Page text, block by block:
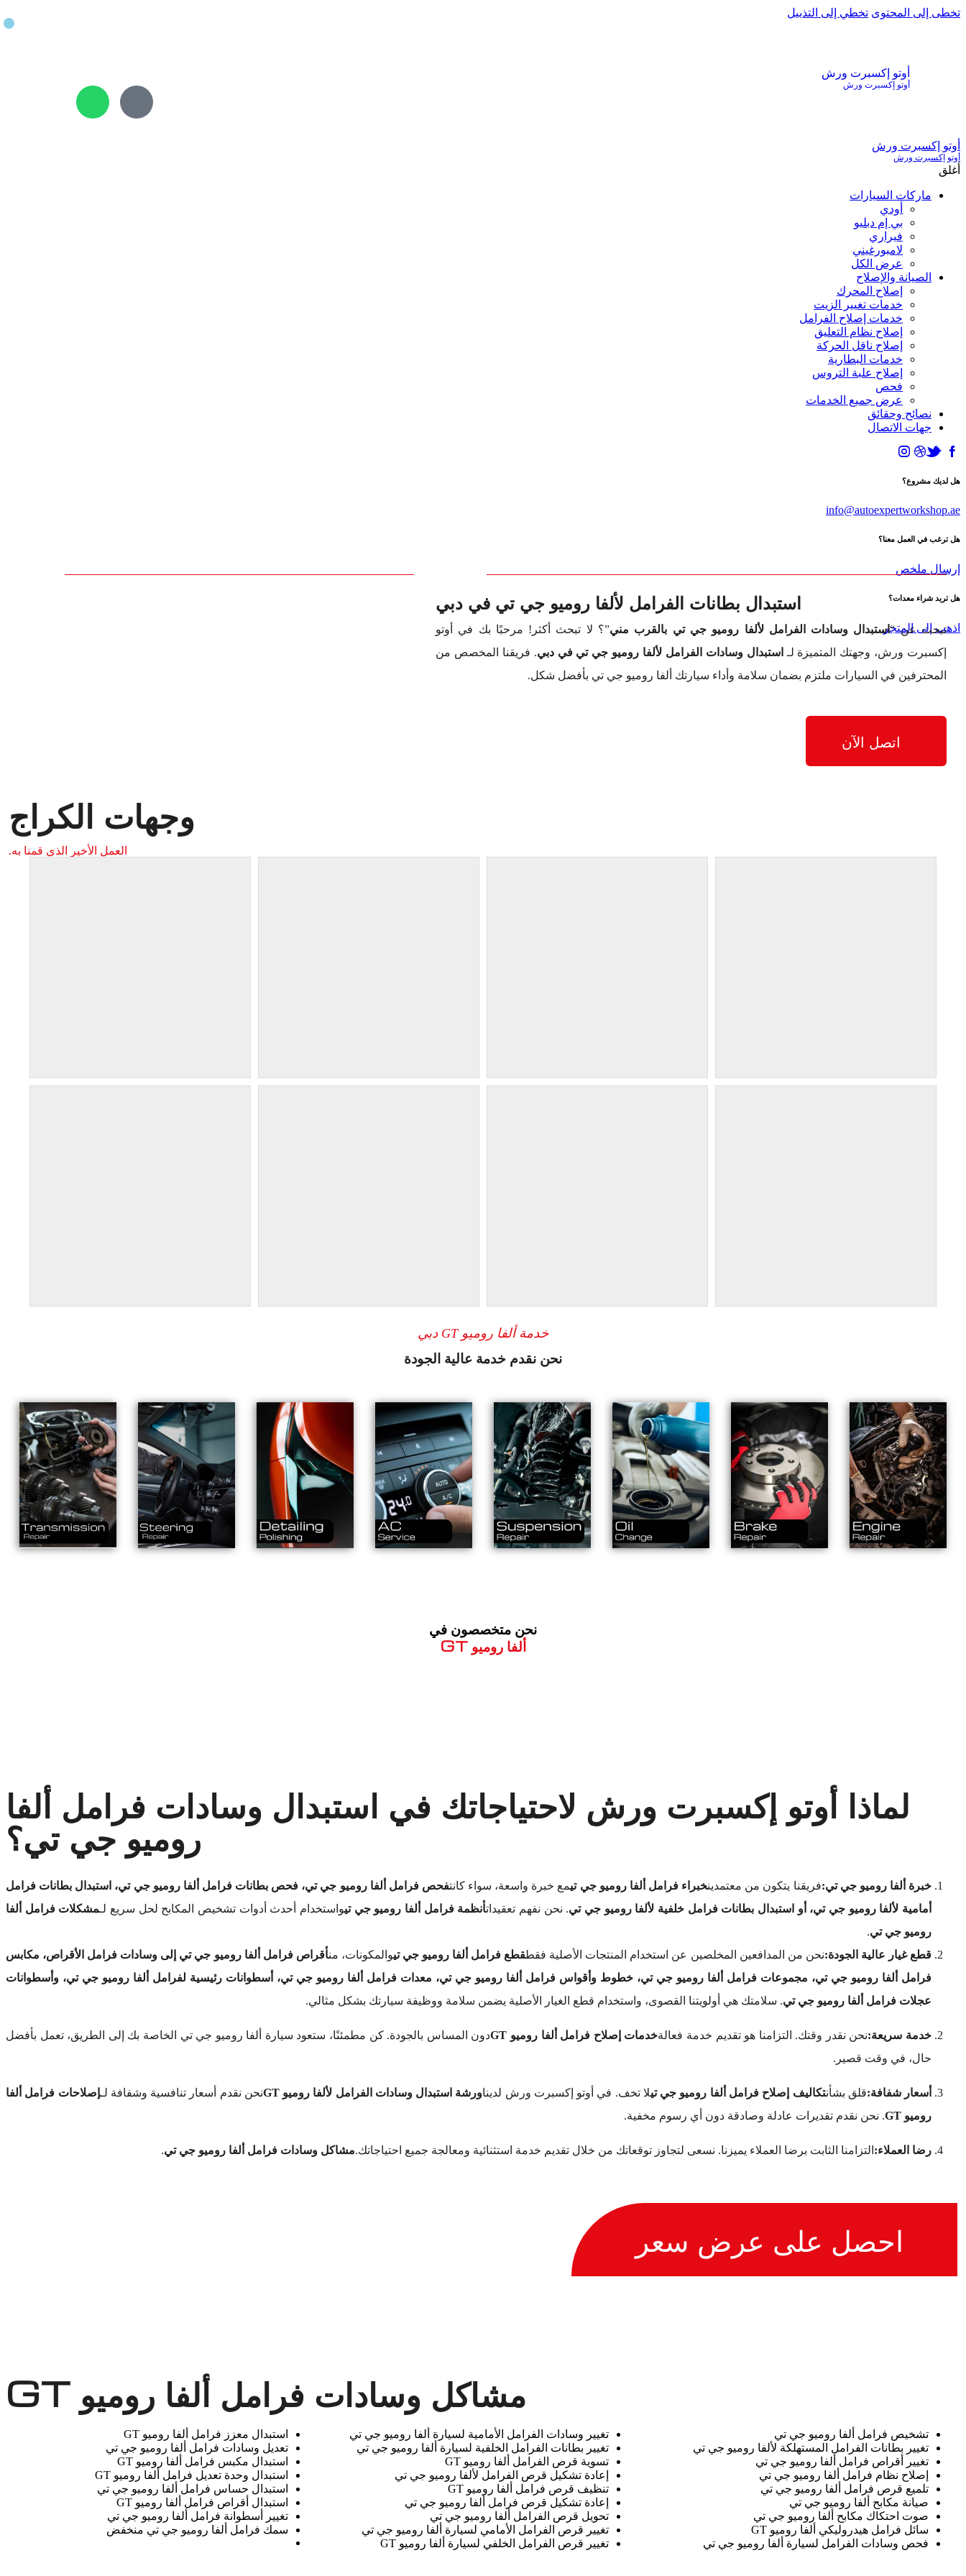
تخطى إلى المحتوى تخطي إلى التذييل
أوتو إكسبرت ورش
أوتو إكسبرت ورش
أوتو إكسبرت ورش
أوتو إكسبرت ورش
أغلق
ماركات السيارات
أودي
بي إم دبليو
فيراري
لامبورغيني
عرض الكل
الصيانة والإصلاح
إصلاح المحرك
خدمات تغيير الزيت
خدمات إصلاح الفرامل
إصلاح نظام التعليق
إصلاح ناقل الحركة
خدمات البطارية
إصلاح علبة التروس
فحص
عرض جميع الخدمات
نصائح وحقائق
جهات الاتصال
هل لديك مشروع؟
info@autoexpertworkshop.ae
هل ترغب في العمل معنا؟
إرسال ملخص
هل تريد شراء معدات؟
اذهب إلى المتجر
استبدال بطانات الفرامل لألفا روميو جي تي في دبي
تبحث عن “استبدال وسادات الفرامل لألفا روميو جي تي بالقرب مني”؟ لا تبحث أكثر! مرحبًا بك في أوتو
إكسبرت ورش، وجهتك المتميزة لـ استبدال وسادات الفرامل لألفا روميو جي تي في دبي. فريقنا المخصص من
المحترفين في السيارات ملتزم بضمان سلامة وأداء سيارتك ألفا روميو جي تي بأفضل شكل.
اتصل الآن
وجهات الكراج
العمل الأخير الذي قمنا به.
خدمة ألفا روميو GT دبي
نحن نقدم خدمة عالية الجودة
نحن متخصصون في
ألفا روميو GT
لماذا أوتو إكسبرت ورش لاحتياجاتك في استبدال وسادات فرامل ألفا
روميو جي تي؟
خبرة ألفا روميو جي تي:فريقنا يتكون من معتمدينخبراء فرامل ألفا روميو جي تيمع خبرة واسعة، سواء كانتفحص فرامل ألفا روميو جي تي، فحص بطانات فرامل ألفا روميو جي تي، استبدال بطانات فرامل
أمامية لألفا روميو جي تي، أو استبدال بطانات فرامل خلفية لألفا روميو جي تي. نحن نفهم تعقيداتأنظمة فرامل ألفا روميو جي تيواستخدام أحدث أدوات تشخيص المكابح لحل سريع لـمشكلات فرامل ألفا
روميو جي تي.
قطع غيار عالية الجودة:نحن من المدافعين المخلصين عن استخدام المنتجات الأصلية فقطقطع فرامل ألفا روميو جي تيوالمكونات، منأقراص فرامل ألفا روميو جي تي إلى وسادات فرامل الأقراص، مكابس
فرامل ألفا روميو جي تي، مجموعات فرامل ألفا روميو جي تي، خطوط وأقواس فرامل ألفا روميو جي تي، معدات فرامل ألفا روميو جي تي، أسطوانات رئيسية لفرامل ألفا روميو جي تي، وأسطوانات
عجلات فرامل ألفا روميو جي تي. سلامتك هي أولويتنا القصوى، واستخدام قطع الغيار الأصلية يضمن سلامة ووظيفة سيارتك بشكل مثالي.
خدمة سريعة:نحن نقدر وقتك. التزامنا هو تقديم خدمة فعالةخدمات إصلاح فرامل ألفا روميو GT
دون المساس بالجودة. كن مطمئنًا، ستعود سيارة ألفا روميو جي تي الخاصة بك إلى الطريق، تعمل بأفضل
حال، في وقت قصير.
أسعار شفافة:قلق بشأنتكاليف إصلاح فرامل ألفا روميو جي تيلا تخف. في أوتو إكسبرت ورش لديناورشة استبدال وسادات الفرامل لألفا روميو GT نحن نقدم أسعار تنافسية وشفافة لـإصلاحات فرامل ألفا
روميو GT
. نحن نقدم تقديرات عادلة وصادقة دون أي رسوم مخفية.
رضا العملاء: التزامنا الثابت برضا العملاء يميزنا. نسعى لتجاوز توقعاتك من خلال تقديم خدمة استثنائية ومعالجة جميع احتياجاتك.مشاكل وسادات فرامل ألفا روميو جي تي.
احصل على عرض سعر
مشاكل وسادات فرامل ألفا روميو GT
تشخيص فرامل ألفا روميو جي تي
تغيير بطانات الفرامل المستهلكة لألفا روميو جي تي
تغيير أقراص فرامل ألفا روميو جي تي
إصلاح نظام فرامل ألفا روميو جي تي
تلميع قرص فرامل ألفا روميو جي تي
صيانة مكابح ألفا روميو جي تي
صوت احتكاك مكابح ألفا روميو جي تي
سائل فرامل هيدروليكي ألفا روميو GT
فحص وسادات الفرامل لسيارة ألفا روميو جي تي
تغيير وسادات الفرامل الأمامية لسيارة ألفا روميو جي تي
تغيير بطانات الفرامل الخلفية لسيارة ألفا روميو جي تي
تسوية قرص الفرامل ألفا روميو GT
إعادة تشكيل قرص الفرامل لألفا روميو جي تي
تنظيف قرص فرامل ألفا روميو GT
إعادة تشكيل قرص فرامل ألفا روميو جي تي
تحويل قرص الفرامل ألفا روميو جي تي
تغيير قرص الفرامل الأمامي لسيارة ألفا روميو جي تي
تغيير قرص الفرامل الخلفي لسيارة ألفا روميو GT
استبدال معزز فرامل ألفا روميو GT
تعديل وسادات فرامل ألفا روميو جي تي
استبدال مكبس فرامل ألفا روميو GT
استبدال وحدة تعديل فرامل ألفا روميو GT
استبدال حساس فرامل ألفا روميو جي تي
استبدال أقراص فرامل ألفا روميو GT
تغيير أسطوانة فرامل ألفا روميو جي تي
سمك فرامل ألفا روميو جي تي منخفض